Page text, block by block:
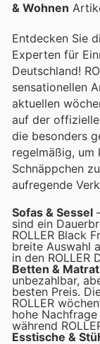
& Wohnen
Entdecken Sie
Experten für
Deutschland!
sensationellen
aktuellen
auf der
die besonders
regelmäßig, um
Schnäppchen
aufregende
Sofas & Sessel
sind ein
ROLLER Black
breite Auswahl
in den ROLLER
Betten &
unbezahlbar,
besten Preis.
ROLLER
hohe
während
Esstische &